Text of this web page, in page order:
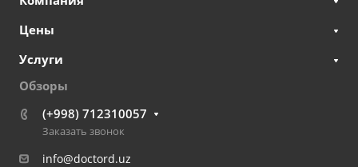
Цены
Услуги
Обзоры
(+998) 712310057
Заказать звонок
info@doctord.uz